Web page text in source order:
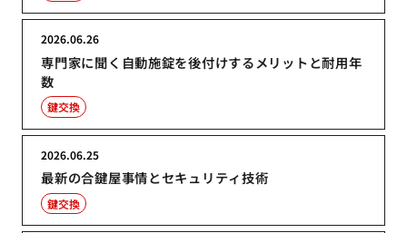
専門家に聞く自動施錠を後付けするメリットと耐用年
数
2026.06.26
鍵交換
最新の合鍵屋事情とセキュリティ技術
2026.06.25
鍵交換